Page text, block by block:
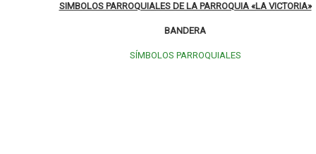
SIMBOLOS PARROQUIALES DE LA PARROQUIA «LA VICTORIA»
BANDERA
SÍMBOLOS PARROQUIALES